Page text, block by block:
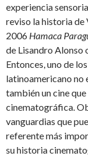
experiencia
reviso la historia de
2006 Hamaca
de Lisandro Alonso
Entonces, uno de
latinoamericano no
también un cine
cinematográfica.
vanguardias que
referente más
su historia